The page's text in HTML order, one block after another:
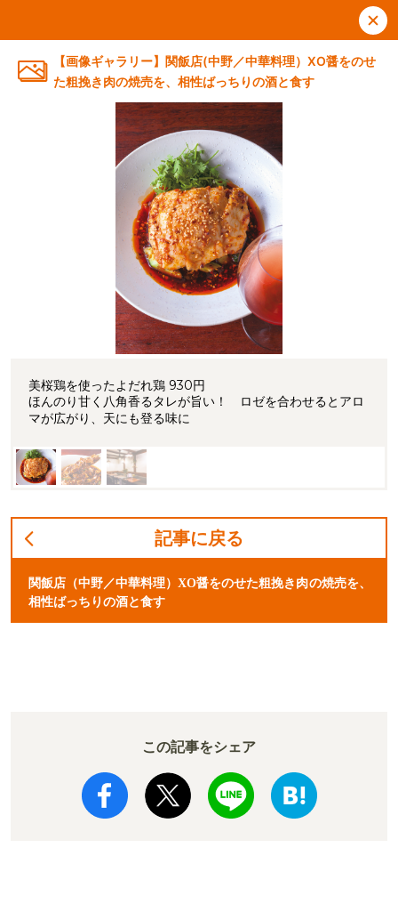
【画像ギャラリー】関飯店(中野／中華料理）XO醤をのせ
た粗挽き肉の焼売を、相性ばっちりの酒と食す
美桜鶏を使ったよだれ鶏 930円
ほんのり甘く八角香るタレが旨い！ ロゼを合わせるとアロ
マが広がり、天にも登る味に
記事に戻る
関飯店（中野／中華料理）XO醤をのせた粗挽き肉の焼売を、
相性ばっちりの酒と食す
この記事をシェア